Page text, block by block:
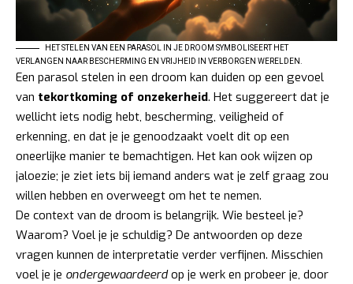
HET STELEN VAN EEN PARASOL IN JE DROOM SYMBOLISEERT HET
VERLANGEN NAAR BESCHERMING EN VRIJHEID IN VERBORGEN WERELDEN.
Een parasol stelen in een droom kan duiden op een gevoel
van tekortkoming of onzekerheid. Het suggereert dat je
wellicht iets nodig hebt, bescherming, veiligheid of
erkenning, en dat je je genoodzaakt voelt dit op een
oneerlijke manier te bemachtigen. Het kan ook wijzen op
jaloezie; je ziet iets bij iemand anders wat je zelf graag zou
willen hebben en overweegt om het te nemen.
De context van de droom is belangrijk. Wie besteel je?
Waarom? Voel je je schuldig? De antwoorden op deze
vragen kunnen de interpretatie verder verfijnen. Misschien
voel je je ondergewaardeerdop je werk en probeer je, door